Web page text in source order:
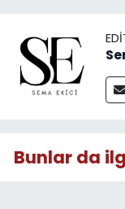
Bunlar da